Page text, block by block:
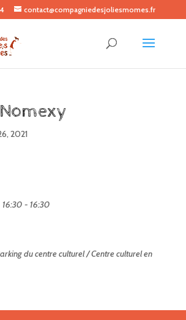
contact@compagniedesjoliesmomes.fr
2021
16:30 - 16:30
du centre culturel / Centre culturel en